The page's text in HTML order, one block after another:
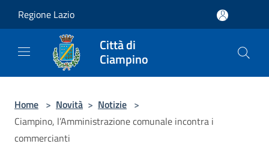
Regione Lazio
Città di
Ciampino
Home > Novità > Notizie >
Ciampino, l’Amministrazione comunale incontra i
commercianti